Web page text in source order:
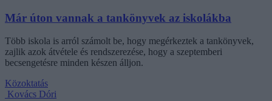
Már úton vannak a tankönyvek az iskolákba
Több iskola is arról számolt be, hogy megérkeztek a tankönyvek,
zajlik azok átvétele és rendszerezése, hogy a szeptemberi
becsengetésre minden készen álljon.
Közoktatás
Kovács Dóri